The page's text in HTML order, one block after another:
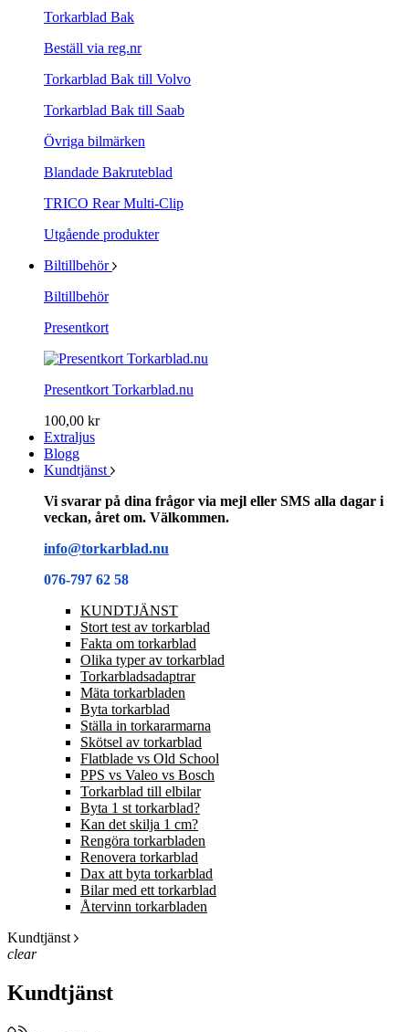
Torkarblad Bak
Beställ via reg.nr
Torkarblad Bak till Volvo
Torkarblad Bak till Saab
Övriga bilmärken
Blandade Bakruteblad
TRICO Rear Multi-Clip
Utgående produkter
Biltillbehör
Biltillbehör
Presentkort
Presentkort Torkarblad.nu
100,00 kr
Extraljus
Blogg
Kundtjänst
Vi svarar på dina frågor via mejl eller SMS alla dagar i
veckan, året om. Välkommen.
info@torkarblad.nu
076-797 62 58
KUNDTJÄNST
Stort test av torkarblad
Fakta om torkarblad
Olika typer av torkarblad
Torkarbladsadaptrar
Mäta torkarbladen
Byta torkarblad
Ställa in torkararmarna
Skötsel av torkarblad
Flatblade vs Old School
PPS vs Valeo vs Bosch
Torkarblad till elbilar
Byta 1 st torkarblad?
Kan det skilja 1 cm?
Rengöra torkarbladen
Renovera torkarblad
Dax att byta torkarblad
Bilar med ett torkarblad
Återvinn torkarbladen
Kundtjänst
clear
Kundtjänst